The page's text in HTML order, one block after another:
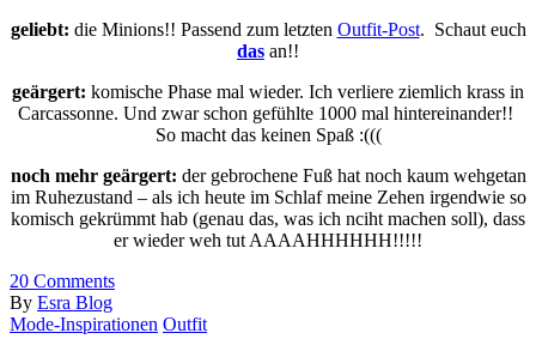
geliebt: die Minions!! Passend zum letzten Outfit-Post. Schaut euch
das an!!
geärgert: komische Phase mal wieder. Ich verliere ziemlich krass in
Carcassonne. Und zwar schon gefühlte 1000 mal hintereinander!!
So macht das keinen Spaß :(((
noch mehr geärgert: der gebrochene Fuß hat noch kaum wehgetan
im Ruhezustand – als ich heute im Schlaf meine Zehen irgendwie so
komisch gekrümmt hab (genau das, was ich nciht machen soll), dass
er wieder weh tut AAAAHHHHHH!!!!!
20 Comments
By Esra Blog
Mode-Inspirationen Outfit